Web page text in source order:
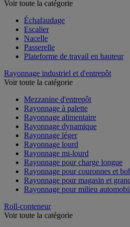
Voir toute la catégorie
Échafaudage
Escalier
Nacelle
Passerelle
Plateforme de travail en hauteur
Rayonnage industriel et d'entrepôt
Voir toute la catégorie
Mezzanine d'entrepôt
Rayonnage à palette
Rayonnage alimentaire
Rayonnage dynamique
Rayonnage léger
Rayonnage lourd
Rayonnage mi-lourd
Rayonnage pour charge longue
Rayonnage pour couronnes et
Rayonnage pour magasin et
Rayonnage pour milieu
Roll-conteneur
Voir toute la catégorie